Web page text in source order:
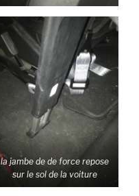
la jambe de de force repose
sur le sol de la voiture